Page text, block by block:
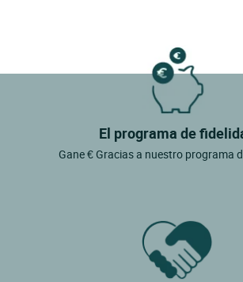
El programa de
Gane € Gracias a nuestro programa